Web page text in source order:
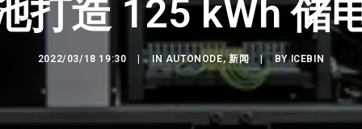
打造 125 kWh 储
2022/03/18 19:30 IN AUTONODE,新闻 | BYICEBIN